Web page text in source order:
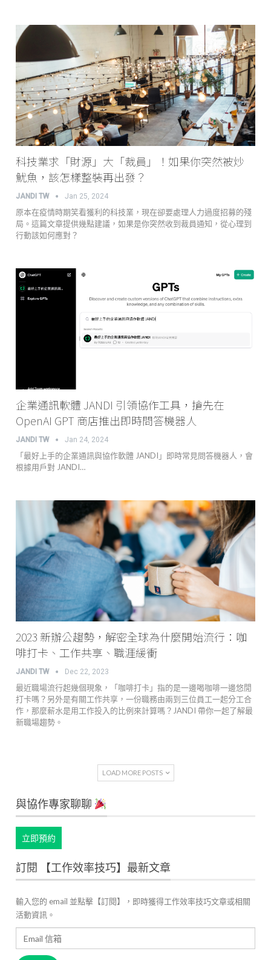
科技業求「財源」大「裁員」！如果你突然被炒
魷魚，該怎樣整裝再出發？
JANDI TW Jan 25, 2024
原本在疫情時期笑看獲利的科技業，現在卻要處理人力過度招募的殘
局。這篇文章提供幾點建議，如果是你突然收到裁員通知，從心理到
行動該如何應對？
企業通訊軟體 JANDI 引領協作工具，搶先在
OpenAI GPT 商店推出即時問答機器人
JANDI TW Jan 24, 2024
「最好上手的企業通訊與協作軟體 JANDI」即時常見問答機器人，會
根據用戶對 JANDI…
2023 新辦公趨勢，解密全球為什麼開始流行：咖
啡打卡、工作共享、職涯緩衝
JANDI TW Dec 22, 2023
最近職場流行起幾個現象，「咖啡打卡」指的是一邊喝咖啡一邊悠閒
打卡嗎？另外是有關工作共享，一份職務由兩到三位員工一起分工合
作，那麼薪水是用工作投入的比例來計算嗎？JANDI 帶你一起了解最
新職場趨勢。
LOAD MORE POSTS
與協作專家聊聊
立即預約
訂閱 【工作效率技巧】最新文章
輸入您的 email 並點擊【訂閱】，即時獲得工作效率技巧文章或相關
活動資訊。
Email
信